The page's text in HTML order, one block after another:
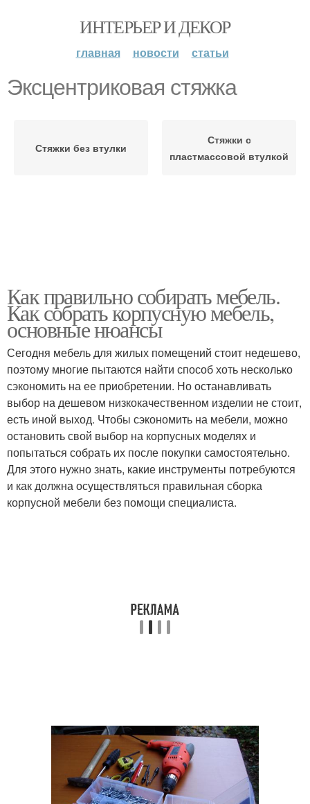
ИНТЕРЬЕР И ДЕКОР
главная новости статьи
Эксцентриковая стяжка
Стяжки без втулки
Стяжки с
пластмассовой втулкой
Как правильно собирать мебель.
Как собрать корпусную мебель,
основные нюансы
Сегодня мебель для жилых помещений стоит недешево,
поэтому многие пытаются найти способ хоть несколько
сэкономить на ее приобретении. Но останавливать
выбор на дешевом низкокачественном изделии не стоит,
есть иной выход. Чтобы сэкономить на мебели, можно
остановить свой выбор на корпусных моделях и
попытаться собрать их после покупки самостоятельно.
Для этого нужно знать, какие инструменты потребуются
и как должна осуществляться правильная сборка
корпусной мебели без помощи специалиста.